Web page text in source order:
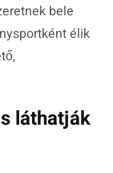
bele
élik
láthatják